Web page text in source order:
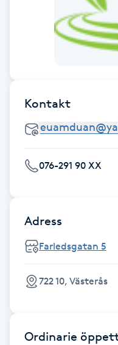
Fransförlängning
Fransk manikyr
Fransrengöring
Frekvensterapi
Friskvård
Färgning
Kontakt
076-291 90 XX
Adress
Farledsgatan 5
722 10, Västerås
Ordinarie